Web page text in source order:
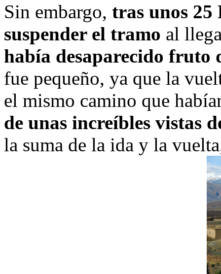
Sin embargo, tras unos
suspender el tramo al
había desaparecido fruto
fue pequeño, ya que la
el mismo camino que
de unas increíbles vistas
la suma de la ida y la